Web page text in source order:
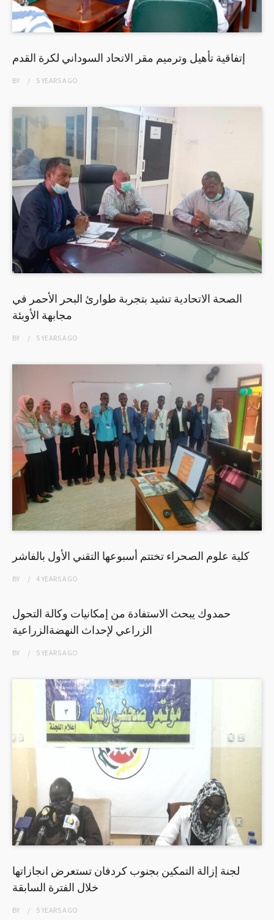
إتفاقية تأهيل وترميم مقر الاتحاد السوداني لكرة القدم
BY 5 YEARSAGO
الصحة الاتحادية تشيد بتجربة طوارئ البحر الأحمر في
مجابهة الأوبئة
BY 5 YEARSAGO
كلية علوم الصحراء تختتم أسبوعها التقني الأول بالفاشر
BY 4 YEARSAGO
حمدوك يبحث الاستفادة من إمكانيات وكالة التحول
الزراعي لإحداث النهضةالزراعية
BY 5 YEARSAGO
لجنة إزالة التمكين بجنوب كردفان تستعرض انجازاتها
خلال الفترة السابقة
BY 5 YEARSAGO